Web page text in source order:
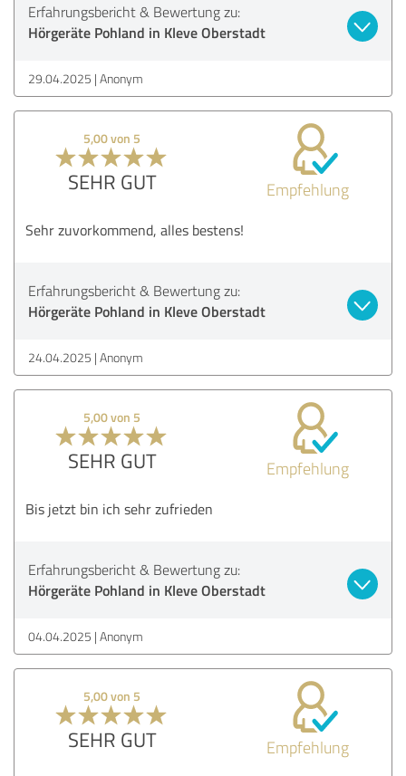
Erfahrungsbericht & Bewertung zu:
Hörgeräte Pohland in Kleve Oberstadt
29.04.2025 Anonym
5,00 von 5
SEHR GUT Empfehlung
Sehr zuvorkommend, alles bestens!
Erfahrungsbericht & Bewertung zu:
Hörgeräte Pohland in Kleve Oberstadt
24.04.2025 Anonym
5,00 von 5
SEHR GUT Empfehlung
Bis jetzt bin ich sehr zufrieden
Erfahrungsbericht & Bewertung zu:
Hörgeräte Pohland in Kleve Oberstadt
04.04.2025 Anonym
5,00 von 5
SEHR GUT Empfehlung